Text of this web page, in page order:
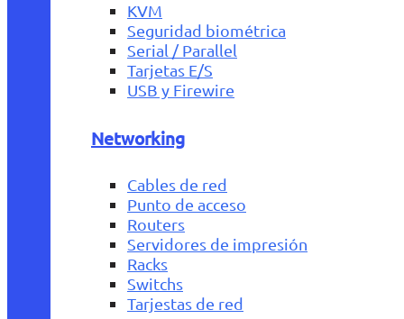
KVM
Seguridad biométrica
Serial / Parallel
Tarjetas E/S
USB y Firewire
Networking
Cables de red
Punto de acceso
Routers
Servidores de impresión
Racks
Switchs
Tarjestas de red